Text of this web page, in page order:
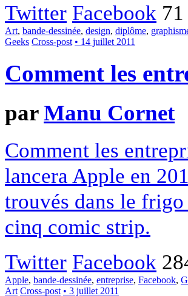
Twitter Facebook 71
Art, bande-dessinée, design, diplôme,
Geeks Cross-post • 14 juillet 2011
Comment les
parManu Cornet
Comment les
lancera Apple en
trouvés dans le frigo
cinq comic strip.
Twitter Facebook
Apple, bande-dessinée, entreprise, Facebook,
Art Cross-post • 3 juillet 2011